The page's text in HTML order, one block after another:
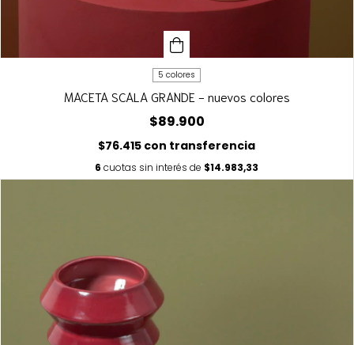
5 colores
MACETA SCALA GRANDE - nuevos colores
$89.900
$76.415 con transferencia
6 cuotas sin interés de $14.983,33